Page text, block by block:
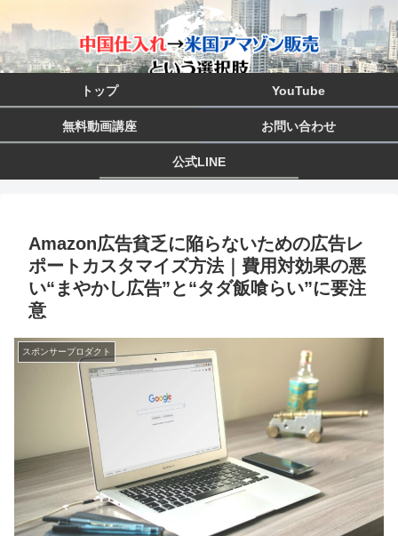
トップ YouTube
無料動画講座 お問い合わせ
公式LINE
Amazon広告貧乏に陥らないための広告レ
ポートカスタマイズ方法｜費用対効果の悪
い“まやかし広告”と“タダ飯喰らい”に要注
意
スポンサープロダクト